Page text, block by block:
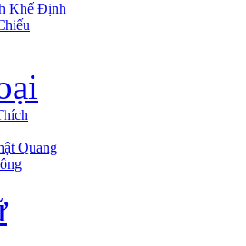
Khế Định
Quang